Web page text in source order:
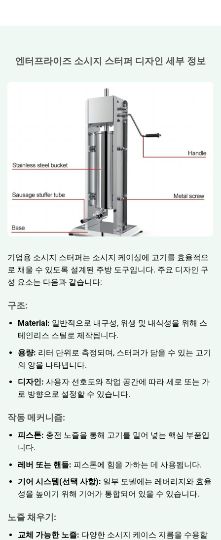
엔터프라이즈 소시지 스터퍼 디자인 세부 정보
기업용 소시지 스터퍼는 소시지 케이싱에 고기를 효율적으
로 채울 수 있도록 설계된 주방 도구입니다. 주요 디자인 구
성 요소는 다음과 같습니다:
구조:
Material: 일반적으로 내구성, 위생 및 내식성을 위해 스
테인리스 스틸로 제작됩니다.
용량: 리터 단위로 측정되며, 스터퍼가 담을 수 있는 고기
의 양을 나타냅니다.
디자인: 사용자 선호도와 작업 공간에 따라 세로 또는 가
로 방향으로 설정할 수 있습니다.
작동 메커니즘:
피스톤: 충전 노즐을 통해 고기를 밀어 넣는 핵심 부품입
니다.
레버 또는 핸들: 피스톤에 힘을 가하는 데 사용됩니다.
기어 시스템(선택 사항): 일부 모델에는 레버리지와 효율
성을 높이기 위해 기어가 통합되어 있을 수 있습니다.
노즐 채우기:
교체 가능한 노즐: 다양한 소시지 케이스 지름을 수용할